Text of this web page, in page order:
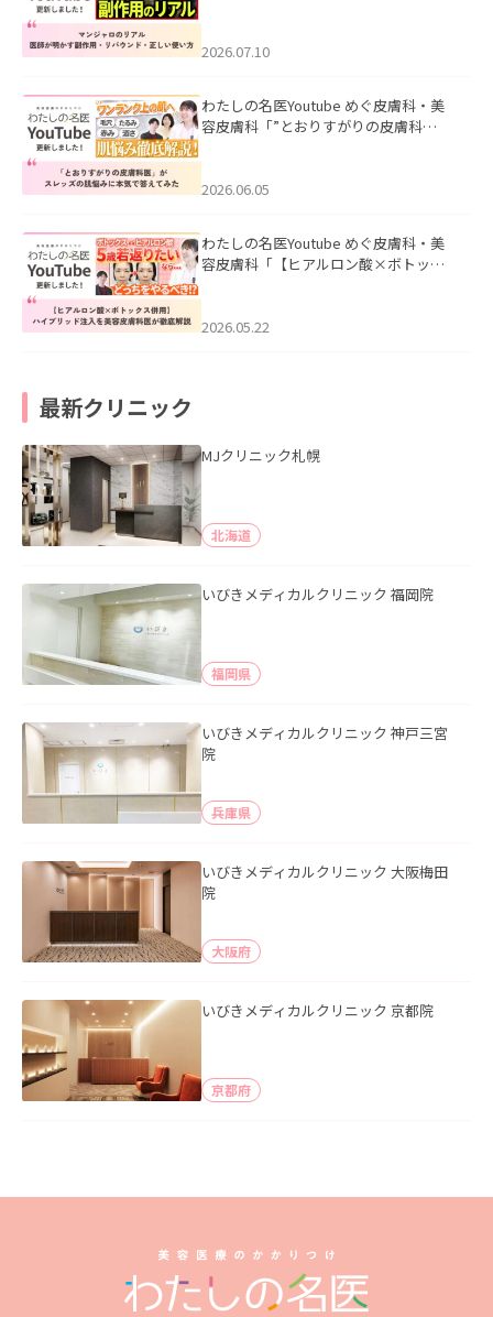
た。
2026.07.10
わたしの名医Youtube めぐ皮膚科・美
容皮膚科「”とおりすがりの皮膚科
2026.06.05
わたしの名医Youtube めぐ皮膚科・美
容皮膚科「【ヒアルロン酸×ボトック
た。
2026.05.22
最新クリニック
MJクリニック札幌
北海道
いびきメディカルクリニック 福岡院
福岡県
いびきメディカルクリニック 神戸三宮
院
兵庫県
いびきメディカルクリニック 大阪梅田
院
大阪府
いびきメディカルクリニック 京都院
京都府